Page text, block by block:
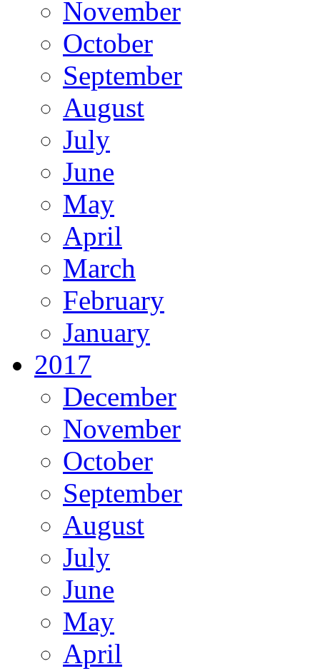
November
October
September
August
July
June
May
April
March
February
January
2017
December
November
October
September
August
July
June
May
April